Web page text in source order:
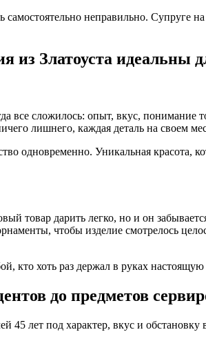
неправильно. Супруге
из Златоуста идеальны
все сложилось: опыт, вкус, понимание
лишнего, каждая деталь на своем
одновременно. Уникальная красота,
товар дарить легко, но и он
чтобы изделие смотрелось
кто хоть раз держал в руках настоящую
до предметов
лет под характер, вкус и